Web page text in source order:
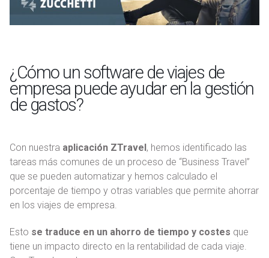
¿Cómo un software de viajes de
empresa puede ayudar en la gestión
de gastos?
Con nuestra aplicación ZTravel, hemos identificado las
tareas más comunes de un proceso de “Business Travel”
que se pueden automatizar y hemos calculado el
porcentaje de tiempo y otras variables que permite ahorrar
en los viajes de empresa.
Esto se traduce en un ahorro de tiempo y costes que
tiene un impacto directo en la rentabilidad de cada viaje.